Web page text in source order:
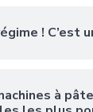
! C’est
à